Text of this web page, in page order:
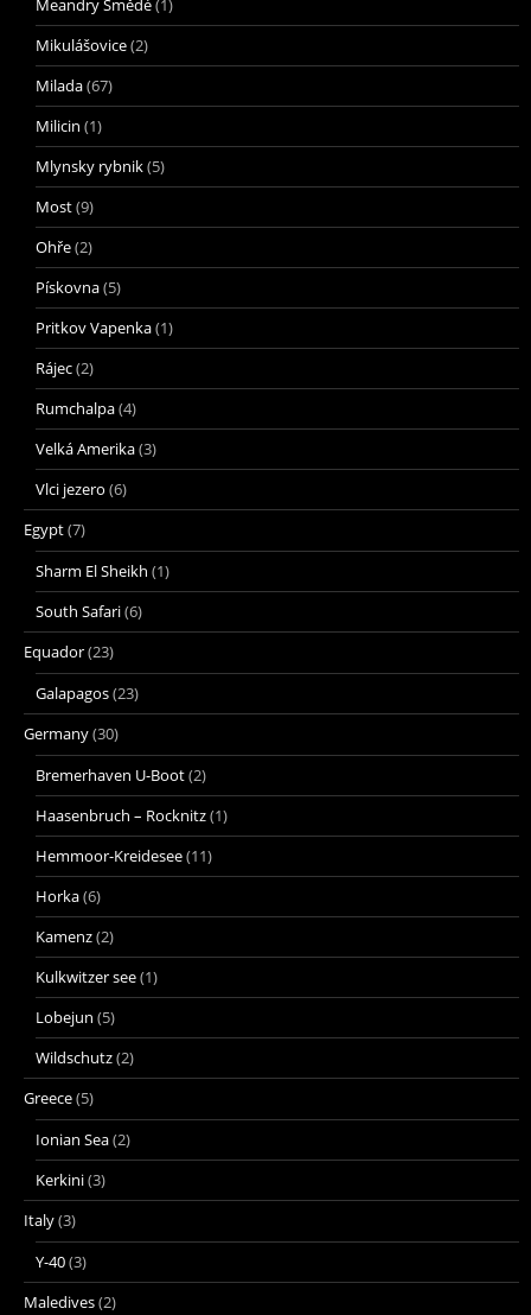
Meandry Smědé(1)
Mikulášovice(2)
Milada(67)
Milicin (1)
Mlynsky rybnik(5)
Most(9)
Ohře(2)
Pískovna(5)
Pritkov Vapenka(1)
Rájec(2)
Rumchalpa(4)
Velká Amerika(3)
Vlci jezero (6)
Egypt(7)
Sharm El Sheikh (1)
South Safari(6)
Equador(23)
Galapagos(23)
Germany(30)
Bremerhaven U-Boot(2)
Haasenbruch – Rocknitz(1)
Hemmoor-Kreidesee(11)
Horka(6)
Kamenz(2)
Kulkwitzer see(1)
Lobejun (5)
Wildschutz(2)
Greece(5)
Ionian Sea(2)
Kerkini(3)
Italy(3)
Y-40(3)
Maledives(2)